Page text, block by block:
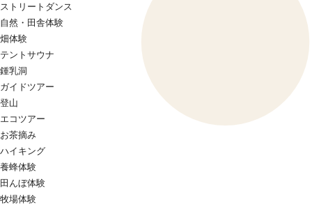
ストリートダンス
自然・田舎体験
畑体験
テントサウナ
鍾乳洞
ガイドツアー
登山
エコツアー
お茶摘み
ハイキング
養蜂体験
田んぼ体験
牧場体験